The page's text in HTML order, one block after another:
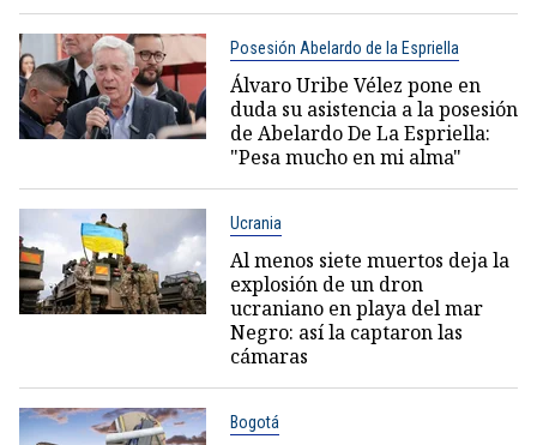
Posesión Abelardo de la Espriella
Álvaro Uribe Vélez pone en
duda su asistencia a la posesión
de Abelardo De La Espriella:
"Pesa mucho en mi alma"
Ucrania
Al menos siete muertos deja la
explosión de un dron
ucraniano en playa del mar
Negro: así la captaron las
cámaras
Bogotá